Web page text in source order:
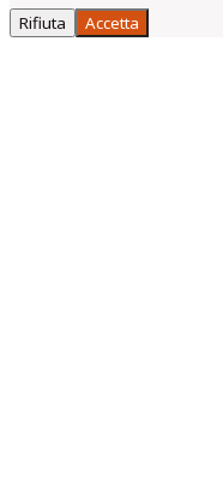
Rifiuta Accetta